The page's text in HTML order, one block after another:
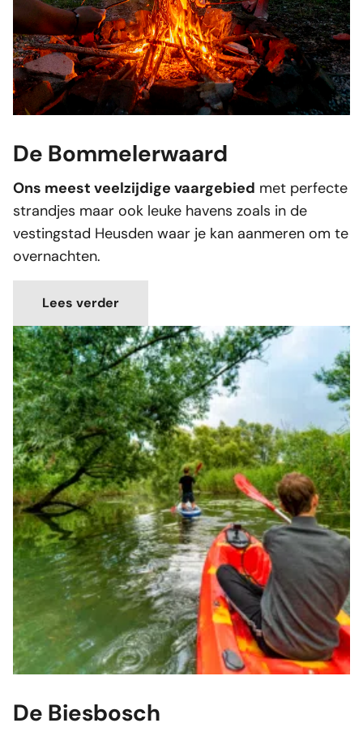
De Bommelerwaard
Ons meest veelzijdige vaargebied met perfecte
strandjes maar ook leuke havens zoals in de
vestingstad Heusden waar je kan aanmeren om te
overnachten.
Lees verder
De Biesbosch